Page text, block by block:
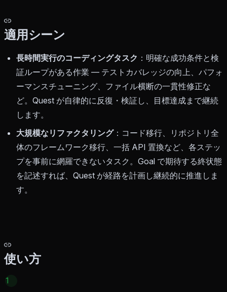
適用シーン
長時間実行のコーディングタスク ：明確な成功条件と検
証ループがある作業 — テストカバレッジの向上、パフォ
ーマンスチューニング、ファイル横断の一貫性修正な
ど。Quest が自律的に反復・検証し、目標達成まで継続
します。
大規模なリファクタリング：コード移行、リポジトリ全
体のフレームワーク移行、一括 API 置換など、各ステッ
プを事前に網羅できないタスク。Goal で期待する終状態
を記述すれば、Quest が経路を計画し継続的に推進しま
す。
使い方
1